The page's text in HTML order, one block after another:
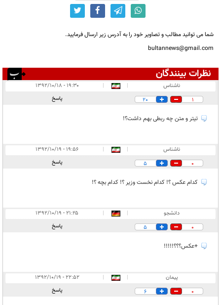
شما می توانید مطالب و تصاویر خود را به آدرس زیر ارسال فرمایید.
bultannews@gmail.com
نظرات بینندگان
در انتظار بررسی:۱
ناشناس |
|
۱۹:۳۰ - ۱۳۹۲/۱۰/۱۸
1
20 پاسخ
تیتر و متن چه ربطی بهم داشت؟!
ناشناس |
|
۱۹:۵۶ - ۱۳۹۲/۱۰/۱۹
0
5 پاسخ
کدام عکس ؟! کدام نخست وزیر ؟! کدام بچه ؟!
دانشجو |
|
۲۱:۲۵ - ۱۳۹۲/۱۰/۱۹
0
5 پاسخ
+عکس؟؟؟!!!!!
پیمان |
|
۲۲:۵۲ - ۱۳۹۲/۱۰/۱۹
0
6 پاسخ